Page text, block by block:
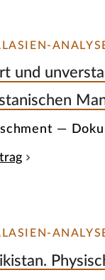
und
—